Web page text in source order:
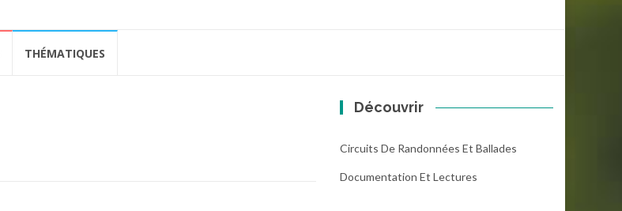
THÉMATIQUES
Découvrir
Circuits De Randonnées Et Ballades
Documentation Et Lectures